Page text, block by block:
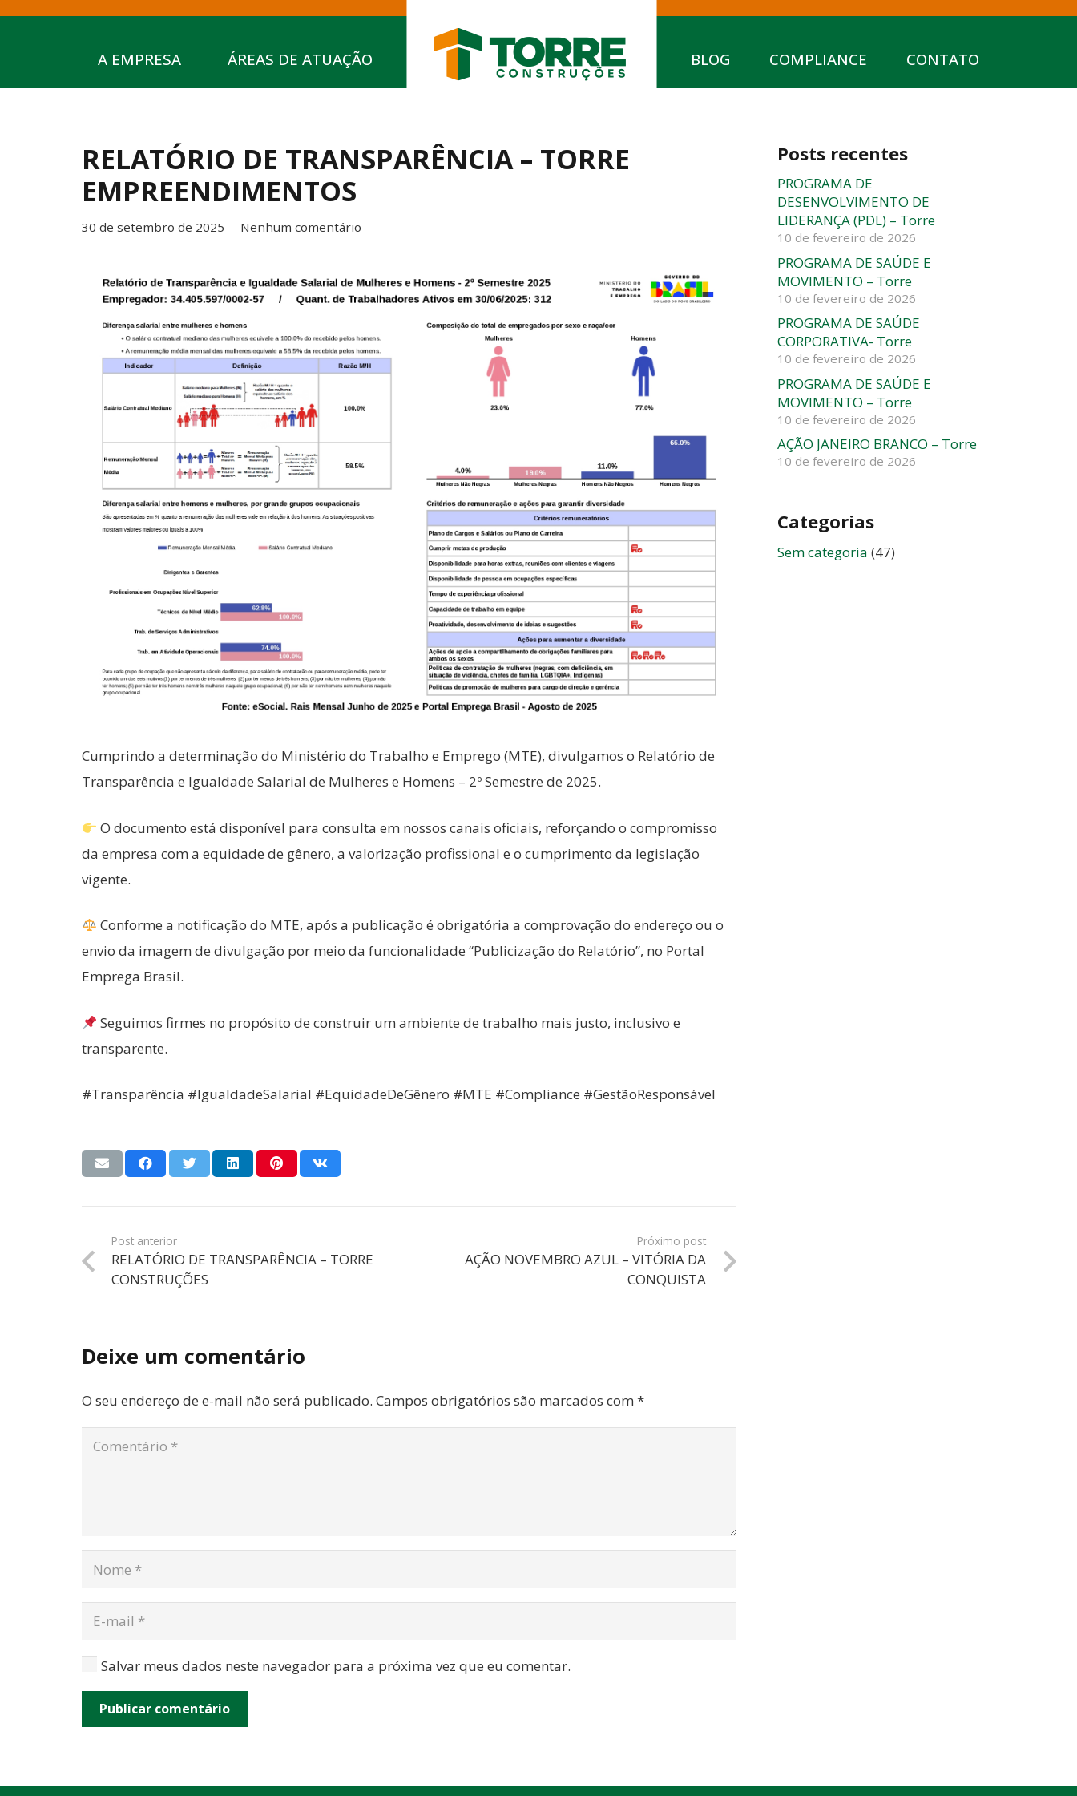
A EMPRESA ÁREAS DE ATUAÇÃO BLOG COMPLIANCE CONTATO
RELATÓRIO DE TRANSPARÊNCIA – TORRE
EMPREENDIMENTOS
30 de setembro de 2025 Nenhum comentário
Cumprindo a determinação do Ministério do Trabalho e Emprego (MTE), divulgamos o Relatório de
Transparência e Igualdade Salarial de Mulheres e Homens – 2º Semestre de 2025.
O documento está disponível para consulta em nossos canais oficiais, reforçando o compromisso
da empresa com a equidade de gênero, a valorização profissional e o cumprimento da legislação
vigente.
Conforme a notificação do MTE, após a publicação é obrigatória a comprovação do endereço ou o
envio da imagem de divulgação por meio da funcionalidade “Publicização do Relatório”, no Portal
Emprega Brasil.
Seguimos firmes no propósito de construir um ambiente de trabalho mais justo, inclusivo e
transparente.
#Transparência #IgualdadeSalarial #EquidadeDeGênero #MTE #Compliance #GestãoResponsável
Post anterior
RELATÓRIO DE TRANSPARÊNCIA – TORRE
CONSTRUÇÕES
Próximo post
AÇÃO NOVEMBRO AZUL – VITÓRIA DA
CONQUISTA
Deixe um comentário
O seu endereço de e-mail não será publicado. Campos obrigatórios são marcados com *
Salvar meus dados neste navegador para a próxima vez que eu comentar.
Publicar comentário
Posts recentes
PROGRAMA DE
DESENVOLVIMENTO DE
LIDERANÇA (PDL) – Torre
10 de fevereiro de 2026
PROGRAMA DE SAÚDE E
MOVIMENTO – Torre
10 de fevereiro de 2026
PROGRAMA DE SAÚDE
CORPORATIVA- Torre
10 de fevereiro de 2026
PROGRAMA DE SAÚDE E
MOVIMENTO – Torre
10 de fevereiro de 2026
AÇÃO JANEIRO BRANCO – Torre
10 de fevereiro de 2026
Categorias
Sem categoria (47)